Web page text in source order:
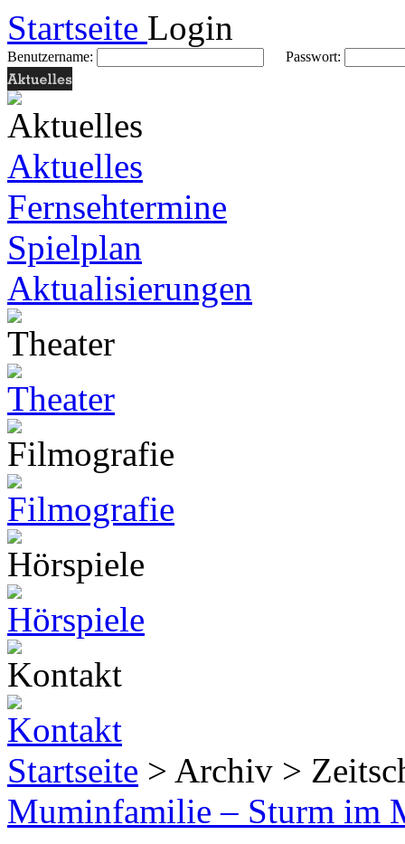
Startseite Login
Benutzername: Passwort:
Aktuelles
Fernsehtermine
Spielplan
Aktualisierungen
Startseite > Archiv >
Muminfamilie – Sturm im